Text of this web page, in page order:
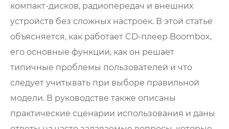
компакт-дисков, радиопередач и внешних
устройств без сложных настроек. В этой статье
объясняется, как работает CD-плеер Boombox,
его основные функции, как он решает
типичные проблемы пользователей и что
следует учитывать при выборе правильной
модели. В руководстве также описаны
практические сценарии использования и даны